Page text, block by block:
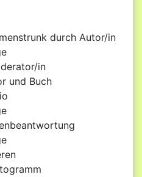
durch Autor/in
in
und Buch